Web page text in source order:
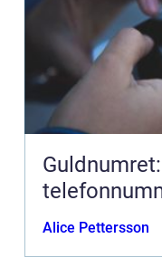
Alice Pettersson